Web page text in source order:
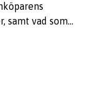
samt vad som…